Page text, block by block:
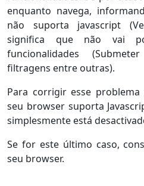
enquanto navega,
não suporta javascript
significa que não vai
funcionalidades
filtragens entre outras).
Para corrigir esse
seu browser suporta
simplesmente está
Se for este último caso,
seu browser.